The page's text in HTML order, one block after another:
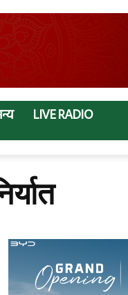
LIVE RADIO